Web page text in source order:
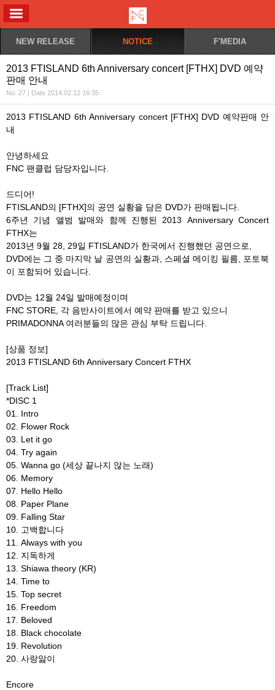
NEW RELEASE NOTICE F'MEDIA
2013 FTISLAND 6th Anniversary concert [FTHX] DVD 예약
판매 안내
No. 27 | Date 2014.02.12 16:35
2013 FTISLAND 6th Anniversary concert [FTHX] DVD 예약판매 안
내
안녕하세요
FNC 팬클럽 담당자입니다.
드디어!
FTISLAND의 [FTHX]의 공연 실황을 담은 DVD가 판매됩니다.
6주년 기념 앨범 발매와 함께 진행된 2013 Anniversary Concert
FTHX는
2013년 9월 28, 29일 FTISLAND가 한국에서 진행했던 공연으로,
DVD에는 그 중 마지막 날 공연의 실황과, 스페셜 메이킹 필름, 포토북
이 포함되어 있습니다.
DVD는 12월 24일 발매예정이며
FNC STORE, 각 음반사이트에서 예약 판매를 받고 있으니
PRIMADONNA 여러분들의 많은 관심 부탁 드립니다.
[상품 정보]
2013 FTISLAND 6th Anniversary Concert FTHX
[Track List]
*DISC 1
01. Intro
02. Flower Rock
03. Let it go
04. Try again
05. Wanna go (세상 끝나지 않는 노래)
06. Memory
07. Hello Hello
08. Paper Plane
09. Falling Star
10. 고백합니다
11. Always with you
12. 지독하게
13. Shiawa theory (KR)
14. Time to
15. Top secret
16. Freedom
17. Beloved
18. Black chocolate
19. Revolution
20. 사랑앓이
Encore